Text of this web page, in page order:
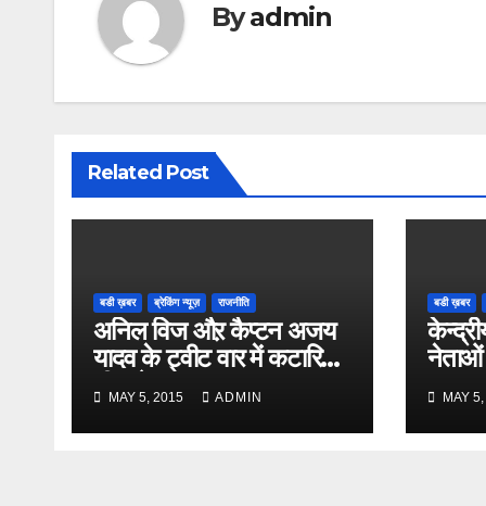
Byadmin
Related Post
बडी ख़बर ब्रेकिंग न्यूज़ राजनीति
अनिल विज औऱ कैप्टन अजय
यादव के ट्वीट वार में कटारिया
भी कूदे
MAY 5, 2015 ADMIN
बडी ख़बर
नेताओं
MAY